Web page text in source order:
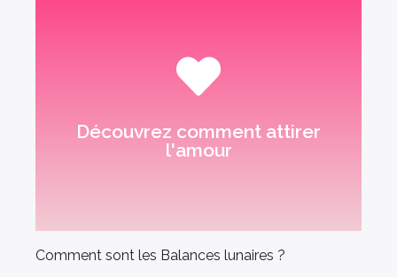
Découvrez comment attirer
l'amour
Avec le talisman d'amour
Lire l'article
Comment sont les Balances lunaires ?